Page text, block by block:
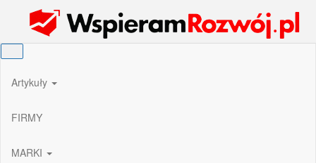
Wspieram Rozwój PL
Artykuły
FIRMY
MARKI